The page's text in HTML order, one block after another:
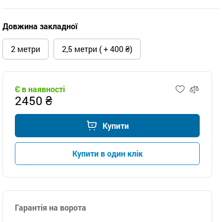
Довжина закладної
2 метри 2,5 метри ( + 400 ₴)
Є в наявності
2450 ₴
Купити
Купити в один клік
Гарантія на ворота